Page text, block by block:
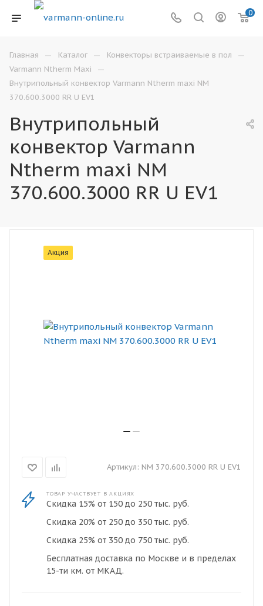
0
Главная — Каталог — Конвекторы встраиваемые в пол —
Varmann Ntherm Maxi —
Внутрипольный конвектор Varmann Ntherm maxi NM
370.600.3000 RR U EV1
Внутрипольный
конвектор Varmann
Ntherm maxi NM
370.600.3000 RR U EV1
Акция
Артикул: NM 370.600.3000 RR U EV1
ТОВАР УЧАСТВУЕТ В АКЦИЯХ
Скидка 15% от 150 до 250 тыс. руб.
Скидка 20% от 250 до 350 тыс. руб.
Скидка 25% от 350 до 750 тыс. руб.
Бесплатная доставка по Москве и в пределах
15-ти км. от МКАД.